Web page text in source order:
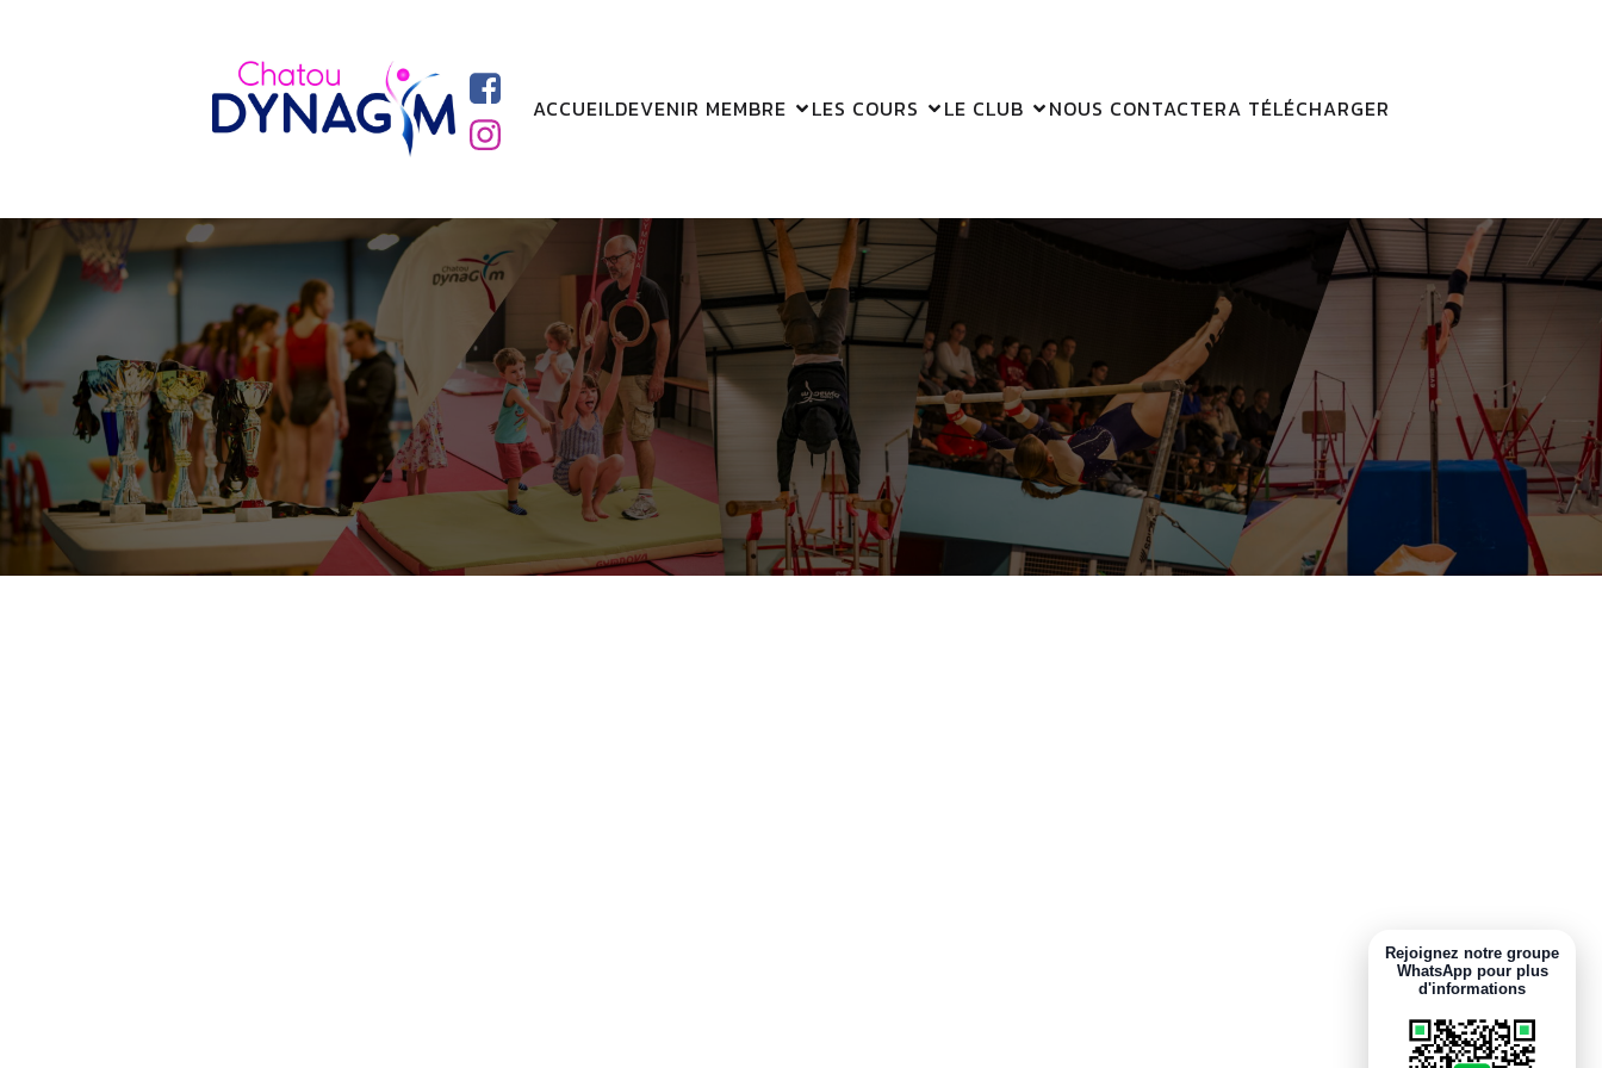
ACCUEILDEVENIR MEMBRE LES COURS LE CLUB NOUS CONTACTERA TÉLÉCHARGER
Rejoignez notre groupe
WhatsApp pour plus
d'informations